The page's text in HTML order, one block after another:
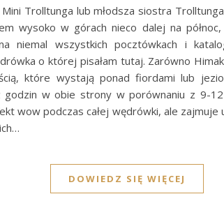
Trolltunga lub młodsza siostra
wysoko w górach nieco dalej na
niemal wszystkich pocztówkach i
o której pisałam tutaj. Zarówno
które wystają ponad fiordami lub
godzin w obie strony w porównaniu z 9-
wow podczas całej wędrówki, ale zajmuje
DOWIEDZ SIĘ WIĘCEJ